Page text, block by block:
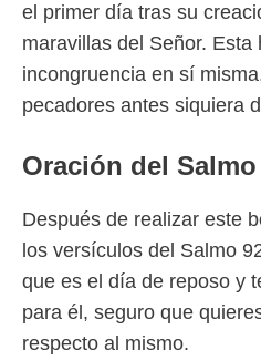
el primer día tras su
maravillas del Señor.
incongruencia en sí
pecadores antes siquiera
Oración del Salmo
Después de realizar este
los versículos del Salmo
que es el día de reposo y
para él, seguro que
respecto al mismo.